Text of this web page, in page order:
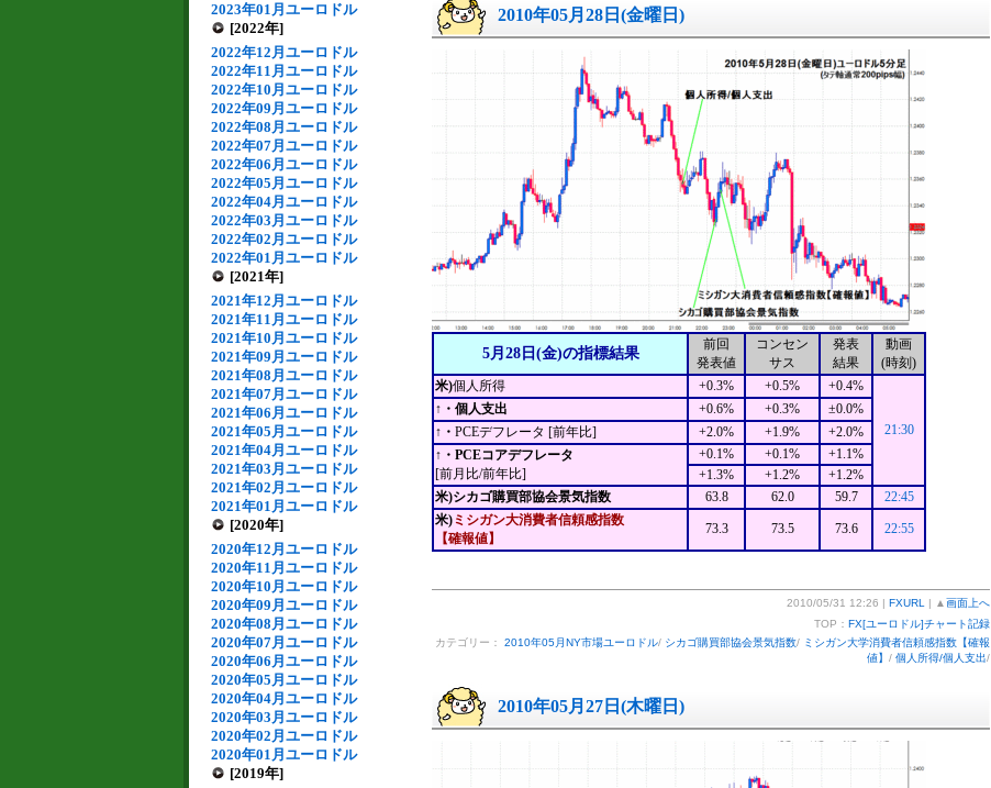
2023年01月ユーロドル
[2022年]
2022年12月ユーロドル
2022年11月ユーロドル
2022年10月ユーロドル
2022年09月ユーロドル
2022年08月ユーロドル
2022年07月ユーロドル
2022年06月ユーロドル
2022年05月ユーロドル
2022年04月ユーロドル
2022年03月ユーロドル
2022年02月ユーロドル
2022年01月ユーロドル
[2021年]
2021年12月ユーロドル
2021年11月ユーロドル
2021年10月ユーロドル
2021年09月ユーロドル
2021年08月ユーロドル
2021年07月ユーロドル
2021年06月ユーロドル
2021年05月ユーロドル
2021年04月ユーロドル
2021年03月ユーロドル
2021年02月ユーロドル
2021年01月ユーロドル
[2020年]
2020年12月ユーロドル
2020年11月ユーロドル
2020年10月ユーロドル
2020年09月ユーロドル
2020年08月ユーロドル
2020年07月ユーロドル
2020年06月ユーロドル
2020年05月ユーロドル
2020年04月ユーロドル
2020年03月ユーロドル
2020年02月ユーロドル
2020年01月ユーロドル
[2019年]
2010年05月28日(金曜日)
5月28日(金)の指標結果
前回
発表値
コンセン
サス
発表
結果
動画
(時刻)
米)個人所得 +0.3% +0.5% +0.4%
21:30
↑・個人支出 +0.6% +0.3%
±0.0%
↑・ PCEデフレータ [前年比] +2.0% +1.9%
+2.0%
↑・PCEコアデフレータ
[前月比/前年比]
+0.1% +0.1%
+1.1%
+1.3%
+1.2%
+1.2%
米)シカゴ購買部協会景気指数
63.8 62.0 59.7
22:45
米) ミシガン大消費者信頼感指数
【確報値】
73.3 73.5 73.6 22:55
2010/05/31 12:26 | FXURL | ▲ 画面上へ
TOP： FX[ユーロドル]チャート記録
カテゴリー： 2010年05月NY市場ユーロドル/ シカゴ購買部協会景気指数/ ミシガン大学消費者信頼感指数【確報
値】 / 個人所得/個人支出/
2010年05月27日(木曜日)